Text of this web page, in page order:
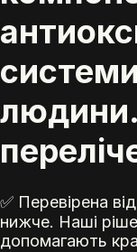
✅ Перевірена
нижче. Наші
допомагають